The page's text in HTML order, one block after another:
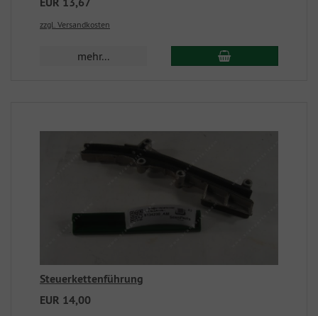
zzgl. Versandkosten
mehr...
Steuerkettenführung
EUR 14,00